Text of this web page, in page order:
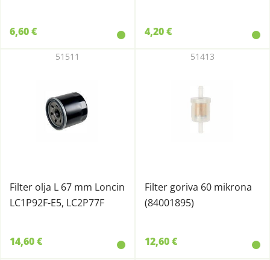
6,60 € 4,20 €
Filter olja L 67 mm Loncin
LC1P92F-E5, LC2P77F
51511
14,60 €
Filter goriva 60 mikrona
(84001895)
51413
12,60 €